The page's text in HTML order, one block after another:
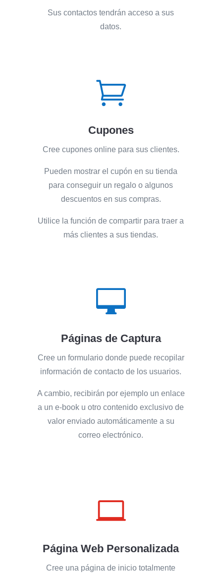
Sus contactos tendrán acceso a sus
datos.

Cupones
Cree cupones online para sus clientes.
Pueden mostrar el cupón en su tienda
para conseguir un regalo o algunos
descuentos en sus compras.
Utilice la función de compartir para traer a
más clientes a sus tiendas.

Páginas de Captura
Cree un formulario donde puede recopilar
información de contacto de los usuarios.
A cambio, recibirán por ejemplo un enlace
a un e-book u otro contenido exclusivo de
valor enviado automáticamente a su
correo electrónico.

Página Web Personalizada
Cree una página de inicio totalmente